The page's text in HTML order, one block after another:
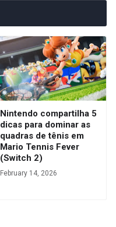
Nintendo compartilha 5
dicas para dominar as
quadras de tênis em
Mario Tennis Fever
(Switch 2)
February 14, 2026